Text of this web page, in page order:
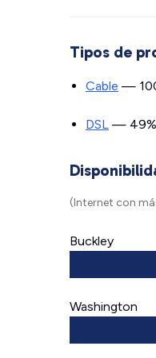
Tipos de
Cable —
DSL — 49%
(Internet con
Buckley
Washington